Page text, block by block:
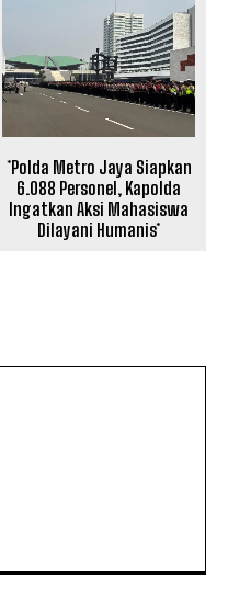
*Polda Metro Jaya Siapkan
6.088 Personel, Kapolda
Ingatkan Aksi Mahasiswa
Dilayani Humanis*